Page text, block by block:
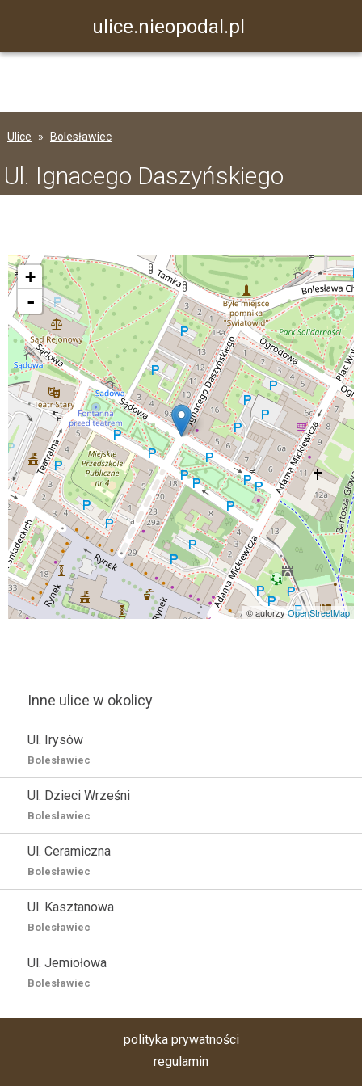
ulice.nieopodal.pl
Ulice Bolesławiec
Ul. Ignacego Daszyńskiego
+
-
© autorzy OpenStreetMap
Inne ulice w okolicy
Ul. Irysów
Bolesławiec
Ul. Dzieci Wrześni
Bolesławiec
Ul. Ceramiczna
Bolesławiec
Ul. Kasztanowa
Bolesławiec
Ul. Jemiołowa
Bolesławiec
polityka prywatności
regulamin